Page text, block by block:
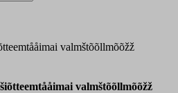
valmštõõllmõõžž
valmštõõllmõõžž